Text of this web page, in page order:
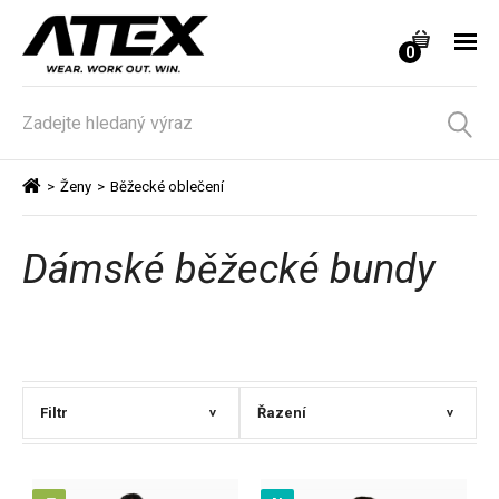
0
> Ženy > Běžecké oblečení
Dámské běžecké bundy
Filtr > Řazení >